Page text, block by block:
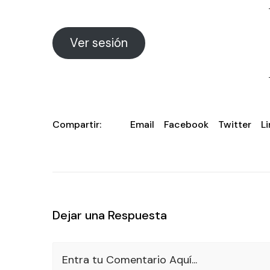
Ver sesión
Compartir: Email Facebook Twitter
Dejar una Respuesta
Entra tu Comentario Aquí...